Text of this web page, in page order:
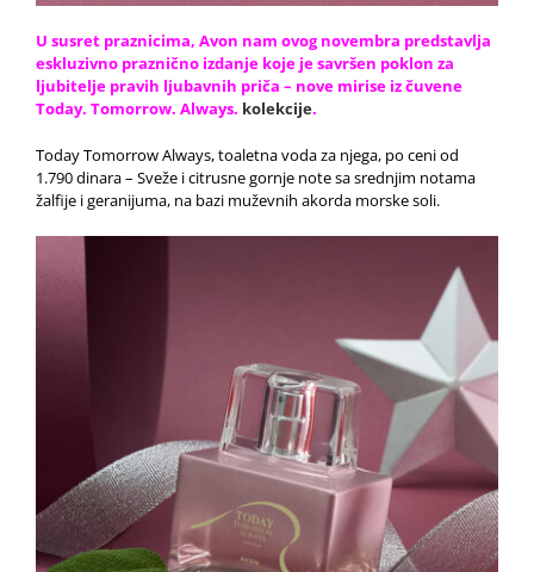
U susret praznicima, Avon nam ovog novembra predstavlja
eskluzivno praznično izdanje koje je savršen poklon za
ljubitelje pravih ljubavnih priča – nove mirise iz čuvene
Today. Tomorrow. Always. kolekcije.
Today Tomorrow Always, toaletna voda za njega, po ceni od
1.790 dinara – Sveže i citrusne gornje note sa srednjim notama
žalfije i geranijuma, na bazi muževnih akorda morske soli.